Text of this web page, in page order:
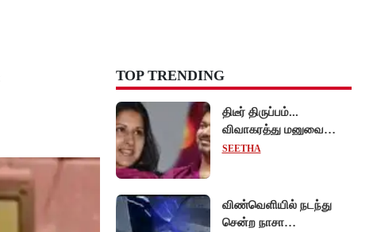
TOP TRENDING
திடீர் திருப்பம்...
விவாகரத்து மனுவை
வாபஸ் பெற்றார் சங்கீதா -
நீதிமன்றம்!
SEETHA
விண்வெளியில் நடந்து
சென்ற நாசா